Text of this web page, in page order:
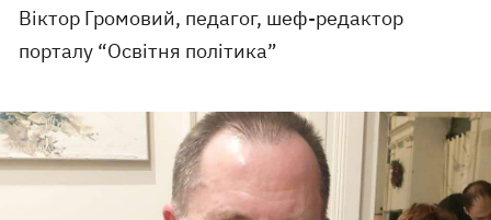
Віктор Громовий, педагог, шеф-редактор
порталу “Освітня політика”